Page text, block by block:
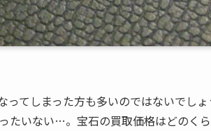
てしまった方も多いのではないでしょ
たいない…。宝石の買取価格はどのく